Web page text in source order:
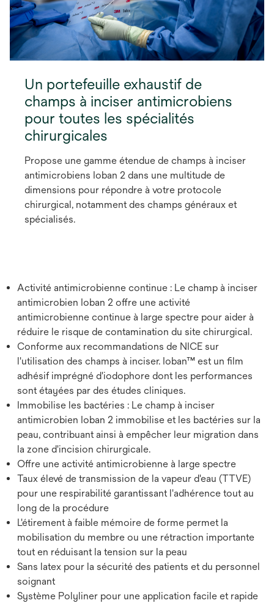
Un portefeuille exhaustif de
champs à inciser antimicrobiens
pour toutes les spécialités
chirurgicales
Propose une gamme étendue de champs à inciser
antimicrobiens Ioban 2 dans une multitude de
dimensions pour répondre à votre protocole
chirurgical, notamment des champs généraux et
spécialisés.
Activité antimicrobienne continue : Le champ à inciser
antimicrobien Ioban 2 offre une activité
antimicrobienne continue à large spectre pour aider à
réduire le risque de contamination du site chirurgical.
Conforme aux recommandations de NICE sur
l'utilisation des champs à inciser. Ioban™ est un film
adhésif imprégné d'iodophore dont les performances
sont étayées par des études cliniques.
Immobilise les bactéries : Le champ à inciser
antimicrobien Ioban 2 immobilise et les bactéries sur la
peau, contribuant ainsi à empêcher leur migration dans
la zone d'incision chirurgicale.
Offre une activité antimicrobienne à large spectre
Taux élevé de transmission de la vapeur d'eau (TTVE)
pour une respirabilité garantissant l'adhérence tout au
long de la procédure
L'étirement à faible mémoire de forme permet la
mobilisation du membre ou une rétraction importante
tout en réduisant la tension sur la peau
Sans latex pour la sécurité des patients et du personnel
soignant
Système Polyliner pour une application facile et rapide